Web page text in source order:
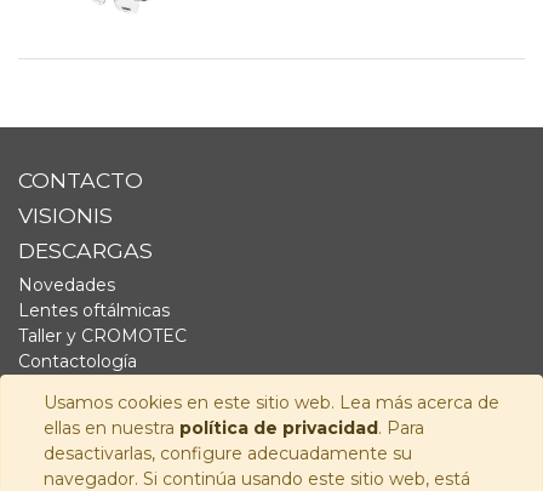
Usamos cookies en este sitio web. Lea más acerca de
ellas en nuestra política de privacidad. Para
desactivarlas, configure adecuadamente su
navegador. Si continúa usando este sitio web, está
CONTACTO
VISIONIS
DESCARGAS
Novedades
Lentes oftálmicas
Taller y CROMOTEC
Contactología
Fornitura
Audiología
SÍGUENOS